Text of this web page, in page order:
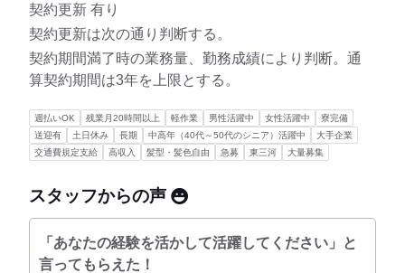
契約更新 有り
契約更新は次の通り判断する。
契約期間満了時の業務量、勤務成績により判断。通
算契約期間は3年を上限とする。
週払いOK 残業月20時間以上 軽作業 男性活躍中 女性活躍中
寮完備
送迎有
土日休み 長期 中高年（40代～50代のシニア）活躍中
大手企業
交通費規定支給
高収入 髪型・髪色自由 急募 東三河 大量募集
スタッフからの声
「あなたの経験を活かして活躍してください」と
言ってもらえた！